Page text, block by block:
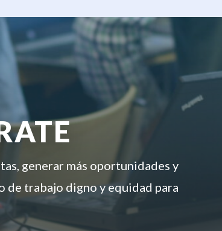
generar más oportunidades y
de trabajo digno y equidad para